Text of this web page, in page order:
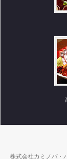
株式会社カミノバ・